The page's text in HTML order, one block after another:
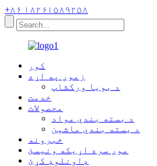
+۸۶ ۱۸۲۶۱۵۸۹۲۵۸
کور
زموږ په اړه
د بویا ورکشاپ
خدمت
محصولات
د بسته بندي مواد
د بسته بندي ماشین
خبرونه
موږ سره اړیکه ونیسئ
ډاونلوډ کړئ